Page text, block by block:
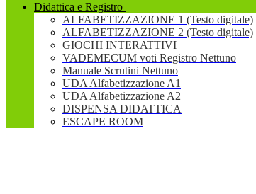
Didattica e Registro
ALFABETIZZAZIONE 1 (Testo digitale)
ALFABETIZZAZIONE 2 (Testo digitale)
GIOCHI INTERATTIVI
VADEMECUM voti Registro Nettuno
Manuale Scrutini Nettuno
UDA Alfabetizzazione A1
UDA Alfabetizzazione A2
DISPENSA DIDATTICA
ESCAPE ROOM